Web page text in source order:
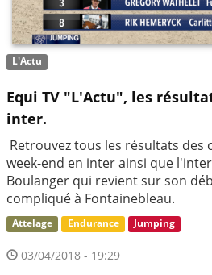
L'Actu
Equi TV "L'Actu", les
inter.
Retrouvez tous les résultats des
week-end en inter ainsi que
Boulanger qui revient sur son
compliqué à Fontainebleau.
Attelage Endurance Jumping
03/04/2018 - 19:29